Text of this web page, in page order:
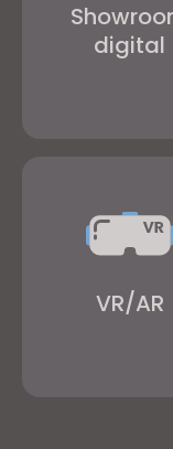
digital
VR/AR